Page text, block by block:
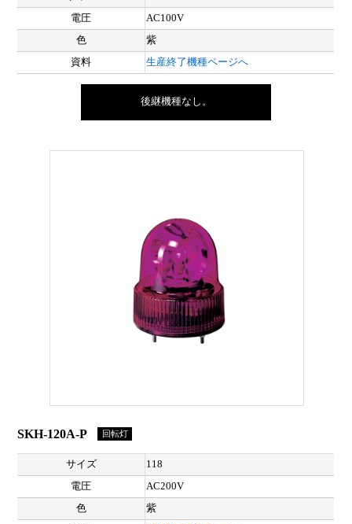
電圧
AC100V
色
紫
資料
生産終了機種ページへ
後継機種なし。
SKH-120A-P 回転灯
サイズ
118
電圧
AC200V
色
紫